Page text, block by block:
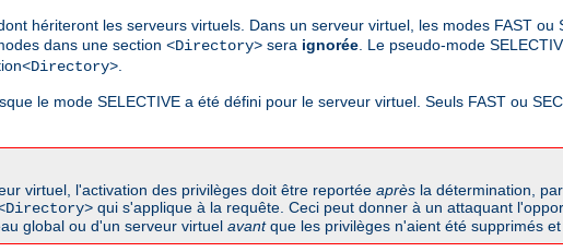
hériteront les serveurs virtuels. Dans un serveur virtuel, les modes FAST ou
dans une section <Directory> sera ignorée . Le pseudo-mode
<Directory>
le mode SELECTIVE a été défini pour le serveur virtuel. Seuls FAST ou
virtuel, l'activation des privilèges doit être reportée après la détermination,
qui s'applique à la requête. Ceci peut donner à un attaquant
global ou d'un serveur virtuel avantque les privilèges n'aient été supprimés et